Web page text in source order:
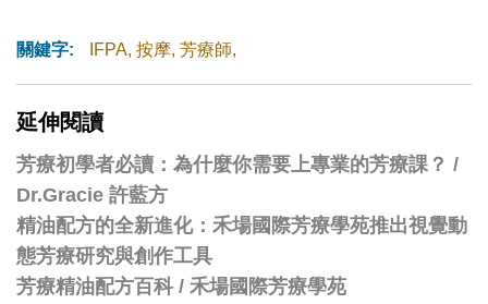
關鍵字: IFPA, 按摩, 芳療師,
延伸閱讀
芳療初學者必讀：為什麼你需要上專業的芳療課？ /
Dr.Gracie 許藍方
精油配方的全新進化：禾場國際芳療學苑推出視覺動
態芳療研究與創作工具
芳療精油配方百科 / 禾場國際芳療學苑